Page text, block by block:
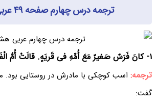
ترجمه درس چهارم صفحه ۴۹ عربی هشتم
۱- کانَ فَرَسٌ صَغیرٌ مَعَ أُمِّهِ فی قَریَهٍ. قالَتْ أُمُّ الْفَرَسِ لِوَلَدِها:
ترجمه: اسب کوچکی با مادرش در روستایی
گفت: